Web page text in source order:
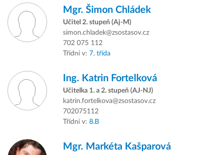
Mgr. Šimon Chládek
Učitel 2. stupeň (Aj-M)
simon.chladek@zsostasov.cz
702 075 112
Třídní v: 7. třída
Ing. Katrin Fortelková
Učitelka 1. a 2. stupeň (AJ-NJ)
katrin.fortelkova@zsostasov.cz
702075112
Třídní v: 8.B
Mgr. Markéta Kašparová